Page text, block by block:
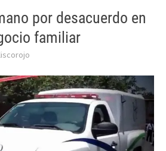
por desacuerdo en
familiar